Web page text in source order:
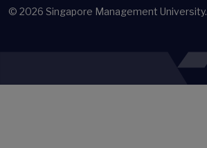
© 2026 Singapore Management University.